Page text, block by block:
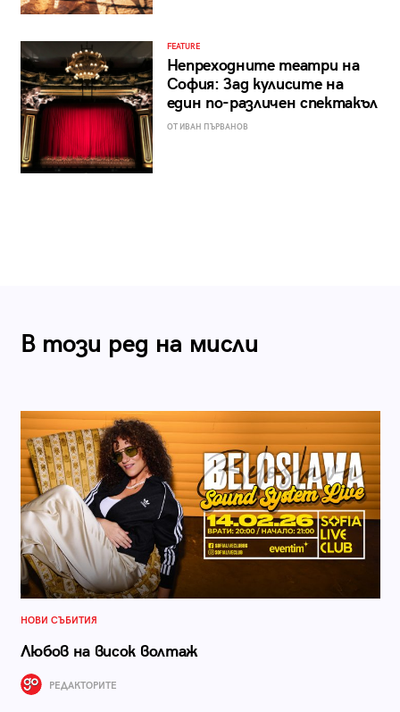
FEATURE
Непреходните театри на
София: Зад кулисите на
един по-различен спектакъл
ОТ ИВАН ПЪРВАНОВ
В този ред на мисли
НОВИ СЪБИТИЯ
Любов на висок волтаж
РЕДАКТОРИТЕ